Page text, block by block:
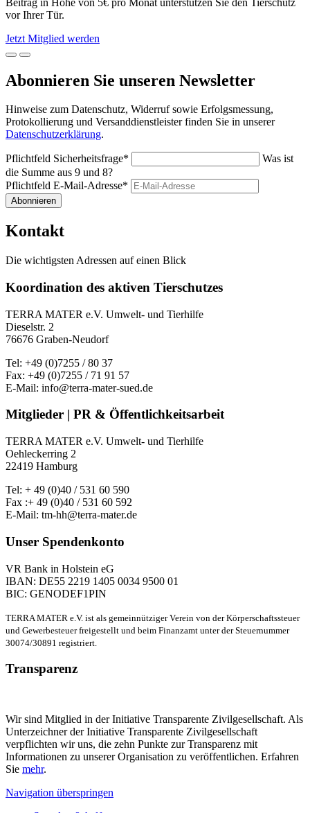
vor Ihrer Tür.
Jetzt Mitglied werden
Abonnieren Sie unseren Newsletter
Hinweise zum Datenschutz, Widerruf sowie Erfolgsmessung,
Protokollierung und Versanddienstleister finden Sie in unserer
Datenschutzerklärung.
Pflichtfeld Sicherheitsfrage*
Was ist
die Summe aus 9 und 8?
Pflichtfeld E-Mail-Adresse*
Abonnieren
Kontakt
Die wichtigsten Adressen auf einen Blick
Koordination des aktiven Tierschutzes
TERRA MATER e.V. Umwelt- und Tierhilfe
Dieselstr. 2
76676 Graben-Neudorf
Tel: +49 (0)7255 / 80 37
Fax: +49 (0)7255 / 71 91 57
E-Mail: info@terra-mater-sued.de
Mitglieder | PR & Öffentlichkeitsarbeit
TERRA MATER e.V. Umwelt- und Tierhilfe
Oehleckerring 2
22419 Hamburg
Tel: + 49 (0)40 / 531 60 590
Fax :+ 49 (0)40 / 531 60 592
E-Mail: tm-hh@terra-mater.de
Unser Spendenkonto
VR Bank in Holstein eG
IBAN: DE55 2219 1405 0034 9500 01
BIC: GENODEF1PIN
TERRA MATER e.V. ist als gemeinnütziger Verein von der Körperschaftssteuer
und Gewerbesteuer freigestellt und beim Finanzamt unter der Steuernummer
30074/30891 registriert.
Transparenz
Wir sind Mitglied in der Initiative Transparente Zivilgesellschaft. Als
Unterzeichner der Initiative Transparente Zivilgesellschaft
verpflichten wir uns, die zehn Punkte zur Transparenz mit
Informationen zu unserer Organisation zu veröffentlichen. Erfahren
Sie mehr.
Navigation überspringen